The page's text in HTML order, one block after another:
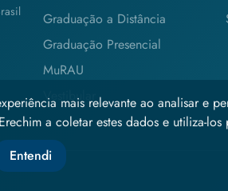
Graduação a Distância
Graduação Presencial
MuRAU
Vestibular
mais relevante ao analisar e
a coletar estes dados e utiliza-los
Entendi